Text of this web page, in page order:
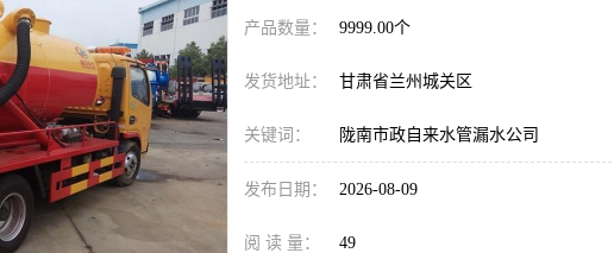
产品数量： 9999.00个
发货地址： 甘肃省兰州城关区
关键词： 陇南市政自来水管漏水公司
发布日期： 2026-08-09
阅 读 量： 49